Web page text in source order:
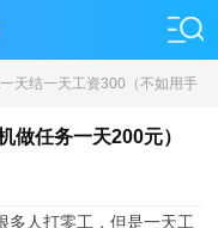
天结一天工资300（不如用手
做任务一天200元）
多人打零工，但是一天工